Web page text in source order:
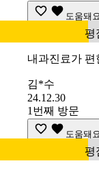
도움돼
평
내과진료가
김*수
24.12.30
1번째 방문
도움돼
평